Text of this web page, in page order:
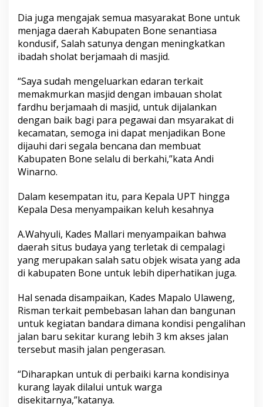
A
w
a
n
o
n
e
Dia juga mengajak semua masyarakat Bone untuk
menjaga daerah Kabupaten Bone senantiasa
kondusif, Salah satunya dengan meningkatkan
ibadah sholat berjamaah di masjid.
“Saya sudah mengeluarkan edaran terkait
memakmurkan masjid dengan imbauan sholat
fardhu berjamaah di masjid, untuk dijalankan
dengan baik bagi para pegawai dan msyarakat di
kecamatan, semoga ini dapat menjadikan Bone
dijauhi dari segala bencana dan membuat
Kabupaten Bone selalu di berkahi,”kata Andi
Winarno.
Dalam kesempatan itu, para Kepala UPT hingga
Kepala Desa menyampaikan keluh kesahnya
A.Wahyuli, Kades Mallari menyampaikan bahwa
daerah situs budaya yang terletak di cempalagi
yang merupakan salah satu objek wisata yang ada
di kabupaten Bone untuk lebih diperhatikan juga.
Hal senada disampaikan, Kades Mapalo Ulaweng,
Risman terkait pembebasan lahan dan bangunan
untuk kegiatan bandara dimana kondisi pengalihan
jalan baru sekitar kurang lebih 3 km akses jalan
tersebut masih jalan pengerasan.
“Diharapkan untuk di perbaiki karna kondisinya
kurang layak dilalui untuk warga
disekitarnya,”katanya.